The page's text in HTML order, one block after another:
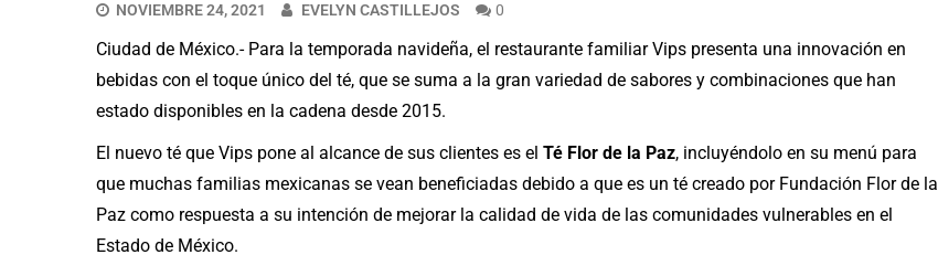
NOVIEMBRE 24, 2021 EVELYN CASTILLEJOS 0
Ciudad de México.- Para la temporada navideña, el restaurante familiar Vips presenta una innovación en
bebidas con el toque único del té, que se suma a la gran variedad de sabores y combinaciones que han
estado disponibles en la cadena desde 2015.
El nuevo té que Vips pone al alcance de sus clientes es el Té Flor de la Paz, incluyéndolo en su menú para
que muchas familias mexicanas se vean beneficiadas debido a que es un té creado por Fundación Flor de la
Paz como respuesta a su intención de mejorar la calidad de vida de las comunidades vulnerables en el
Estado de México.